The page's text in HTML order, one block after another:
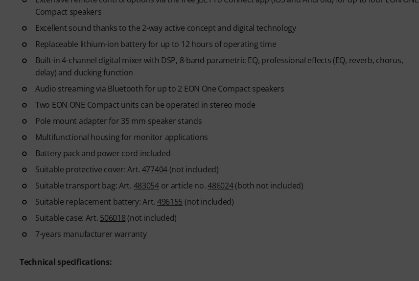
Compact speakers
Excellent sound thanks to the 2-way active concept and digital technology
Replaceable lithium-ion battery for up to 12 hours of operating time
Built-in 4-channel digital mixer with DSP, 8-band parametric EQ, professional effects (EQ, reverb, chorus,
delay) and ducking function
Audio streaming via Bluetooth for up to 2 EON One Compact speakers
Two EON ONE Compact units can be operated in stereo mode
Pole mount adapter for 35 mm speaker stands
Multifunctional housing for monitor applications
Battery pack and power cord included
Suitable protective cover: Art. 477404 (not included)
Suitable transport bag: Art. 483054or article no.486024(both not included)
Suitable replacement battery: Art. 496155 (not included)
Suitable case: Art. 506018 (not included)
7-years manufacturer warranty
Technical specifications: